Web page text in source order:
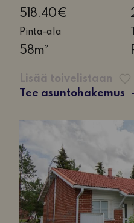
518.40€
Pinta-ala
58m²
Lisää toivelistaan
Tee asuntohakemus